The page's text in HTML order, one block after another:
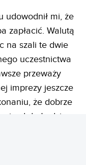
udowodnił mi, że
zapłacić. Walutą
na szali te dwie
uczestnictwa
przeważy
imprezy jeszcze
że dobrze
do Łodzi.